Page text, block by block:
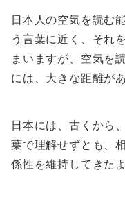
日本人の空気を読む
う言葉に近く、それ
まいますが、空気を
には、大きな距離が
日本には、古くから
葉で理解せずとも、
係性を維持してきた